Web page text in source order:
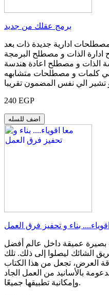
برمج عقلك من جديد
ادارية جديدة ذات بعد
الذات و مصطلح البرمجة
الذات و مصطلح اعادة هندسة
كلمات و مصطلحات متشابهه
تشير الي نفس المضمون تقريبا
240 EGP
اضف للسله
بناء و تحفيز فرق العمل
بصيرة عميقة داخل عالم أفضل
الشائك ليصلوا إلى ذلك. تلك
العرض، تجعل من هذا الكتاب
بالأسانيد من العمل الجاد
وإمكانية تطبيقها جميعًا.